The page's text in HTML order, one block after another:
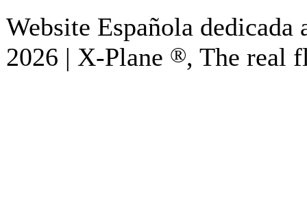
Website Española
2026 | X-Plane ®, The real